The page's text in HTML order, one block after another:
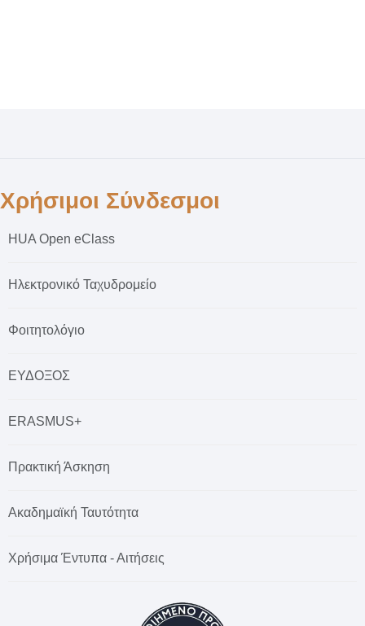
Χρήσιμοι Σύνδεσμοι
HUA Open eClass
Ηλεκτρονικό Ταχυδρομείο
Φοιτητολόγιο
ΕΥΔΟΞΟΣ
ERASMUS+
Πρακτική Άσκηση
Ακαδημαϊκή Ταυτότητα
Χρήσιμα Έντυπα - Αιτήσεις